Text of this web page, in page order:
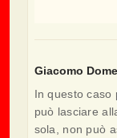
Giacomo
In questo caso
può lasciare
sola, non può